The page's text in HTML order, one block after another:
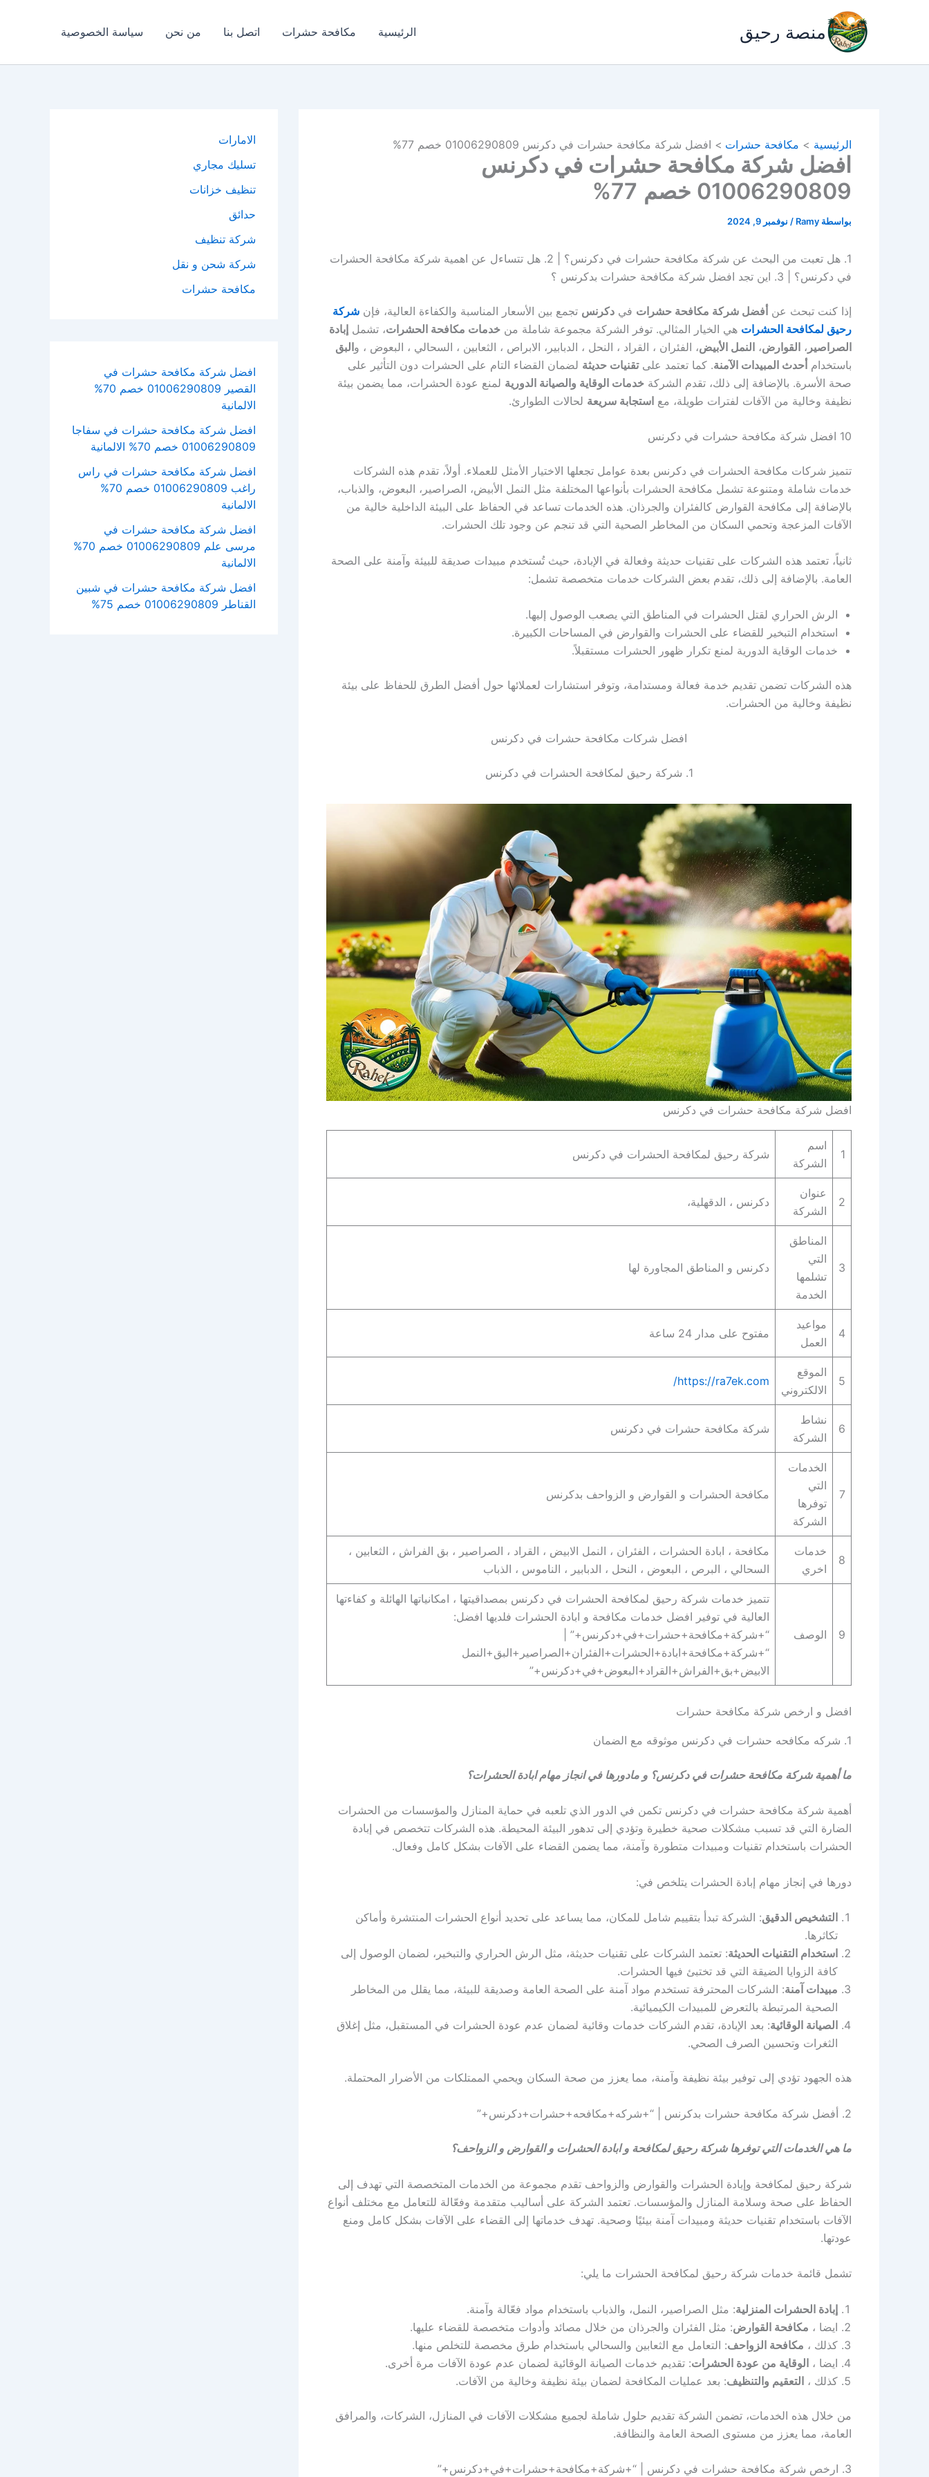
منصة رحيق الرئيسية مكافحة حشرات اتصل بنا من نحن سياسة الخصوصية
الرئيسية مكافحة حشرات افضل شركة مكافحة حشرات في دكرنس 01006290809 خصم 77%
افضل شركة مكافحة حشرات في دكرنس
01006290809 خصم 77%
بواسطة Ramy
/ نوفمبر 9, 2024
1. هل تعبت من البحث عن شركة مكافحة حشرات في دكرنس؟ | 2. هل تتساءل عن اهمية شركة مكافحة الحشرات
في دكرنس؟ | 3. اين تجد افضل شركة مكافحة حشرات بدكرنس ؟
إذا كنت تبحث عن أفضل شركة مكافحة حشرات في دكرنس تجمع بين الأسعار المناسبة والكفاءة العالية، فإن شركة
رحيق لمكافحة الحشرات هي الخيار المثالي. توفر الشركة مجموعة شاملة من خدمات مكافحة الحشرات، تشمل إبادة
الصراصير ، القوارض، النمل الأبيض، الفئران ، القراد ، النحل ، الدبابير، الابراص ، الثعابين ، السحالي ، البعوض ، والبق
باستخدام أحدث المبيدات الآمنة. كما تعتمد علىتقنيات حديثة لضمان القضاء التام على الحشرات دون التأثير على
صحة الأسرة. بالإضافة إلى ذلك، تقدم الشركة خدمات الوقاية والصيانة الدورية لمنع عودة الحشرات، مما يضمن بيئة
نظيفة وخالية من الآفات لفترات طويلة، مع استجابة سريعة لحالات الطوارئ.
10 افضل شركة مكافحة حشرات في دكرنس
تتميز شركات مكافحة الحشرات في دكرنس بعدة عوامل تجعلها الاختيار الأمثل للعملاء. أولاً، تقدم هذه الشركات
خدمات شاملة ومتنوعة تشمل مكافحة الحشرات بأنواعها المختلفة مثل النمل الأبيض، الصراصير، البعوض، والذباب،
بالإضافة إلى مكافحة القوارض كالفئران والجرذان. هذه الخدمات تساعد في الحفاظ على البيئة الداخلية خالية من
الآفات المزعجة وتحمي السكان من المخاطر الصحية التي قد تنجم عن وجود تلك الحشرات.
ثانياً، تعتمد هذه الشركات على تقنيات حديثة وفعالة في الإبادة، حيث تُستخدم مبيدات صديقة للبيئة وآمنة على الصحة
العامة. بالإضافة إلى ذلك، تقدم بعض الشركات خدمات متخصصة تشمل:
الرش الحراري لقتل الحشرات في المناطق التي يصعب الوصول إليها.
استخدام التبخير للقضاء على الحشرات والقوارض في المساحات الكبيرة.
خدمات الوقاية الدورية لمنع تكرار ظهور الحشرات مستقبلاً.
هذه الشركات تضمن تقديم خدمة فعالة ومستدامة، وتوفر استشارات لعملائها حول أفضل الطرق للحفاظ على بيئة
نظيفة وخالية من الحشرات.
افضل شركات مكافحة حشرات في دكرنس
1. شركة رحيق لمكافحة الحشرات في دكرنس
افضل شركة مكافحة حشرات في دكرنس
1
اسم
الشركة
شركة رحيق لمكافحة الحشرات في دكرنس
2
عنوان
الشركة
دكرنس ، الدقهلية،
3
المناطق
التي
تشلمها
الخدمة
دكرنس و المناطق المجاورة لها
4
مواعيد
العمل
مفتوح على مدار 24 ساعة
5
الموقع
الالكتروني
https://ra7ek.com/
6
نشاط
الشركة
شركة مكافحة حشرات في دكرنس
7
الخدمات
التي
توفرها
الشركة
مكافحة الحشرات و القوارض و الزواحف بدكرنس
8
خدمات
اخري
مكافحة ، ابادة الحشرات ، الفئران ، النمل الابيض ، القراد ، الصراصير ، بق الفراش ، الثعابين ،
السحالي ، البرص ، البعوض ، النحل ، الدبابير ، الناموس ، الذباب
9 الوصف
تتميز خدمات شركة رحيق لمكافحة الحشرات في دكرنس بمصداقيتها ، امكانياتها الهائلة و كفاءتها
العالية في توفير افضل خدمات مكافحة و ابادة الحشرات فلديها افضل:
“+شركة+مكافحة+حشرات+في+دكرنس+” |
“+شركة+مكافحة+ابادة+الحشرات+الفئران+الصراصير+البق+النمل
الابيض+بق+الفراش+القراد+البعوض+في+دكرنس+”
افضل و ارخص شركة مكافحة حشرات
1. شركه مكافحه حشرات في دكرنس موثوقه مع الضمان
ما أهمية شركة مكافحة حشرات في دكرنس؟ و مادورها في انجاز مهام ابادة الحشرات؟
أهمية شركة مكافحة حشرات في دكرنس تكمن في الدور الذي تلعبه في حماية المنازل والمؤسسات من الحشرات
الضارة التي قد تسبب مشكلات صحية خطيرة وتؤدي إلى تدهور البيئة المحيطة. هذه الشركات تتخصص في إبادة
الحشرات باستخدام تقنيات ومبيدات متطورة وآمنة، مما يضمن القضاء على الآفات بشكل كامل وفعال.
دورها في إنجاز مهام إبادة الحشرات يتلخص في:
التشخيص الدقيق: الشركة تبدأ بتقييم شامل للمكان، مما يساعد على تحديد أنواع الحشرات المنتشرة وأماكن
تكاثرها.
استخدام التقنيات الحديثة: تعتمد الشركات على تقنيات حديثة، مثل الرش الحراري والتبخير، لضمان الوصول إلى
كافة الزوايا الضيقة التي قد تختبئ فيها الحشرات.
مبيدات آمنة: الشركات المحترفة تستخدم مواد آمنة على الصحة العامة وصديقة للبيئة، مما يقلل من المخاطر
الصحية المرتبطة بالتعرض للمبيدات الكيميائية.
الصيانة الوقائية: بعد الإبادة، تقدم الشركات خدمات وقائية لضمان عدم عودة الحشرات في المستقبل، مثل إغلاق
الثغرات وتحسين الصرف الصحي.
هذه الجهود تؤدي إلى توفير بيئة نظيفة وآمنة، مما يعزز من صحة السكان ويحمي الممتلكات من الأضرار المحتملة.
2. أفضل شركة مكافحة حشرات بدكرنس | “+شركه+مكافحه+حشرات+دكرنس+”
ما هي الخدمات التي توفرها شركة رحيق لمكافحة و ابادة الحشرات و القوارض و الزواحف؟
شركة رحيق لمكافحة وإبادة الحشرات والقوارض والزواحف تقدم مجموعة من الخدمات المتخصصة التي تهدف إلى
الحفاظ على صحة وسلامة المنازل والمؤسسات. تعتمد الشركة على أساليب متقدمة وفعّالة للتعامل مع مختلف أنواع
الآفات باستخدام تقنيات حديثة ومبيدات آمنة بيئيًا وصحية. تهدف خدماتها إلى القضاء على الآفات بشكل كامل ومنع
عودتها.
تشمل قائمة خدمات شركة رحيق لمكافحة الحشرات ما يلي:
إبادة الحشرات المنزلية: مثل الصراصير، النمل، والذباب باستخدام مواد فعّالة وآمنة.
ايضا ، مكافحة القوارض: مثل الفئران والجرذان من خلال مصائد وأدوات متخصصة للقضاء عليها.
كذلك ، مكافحة الزواحف: التعامل مع الثعابين والسحالي باستخدام طرق مخصصة للتخلص منها.
ايضا ، الوقاية من عودة الحشرات: تقديم خدمات الصيانة الوقائية لضمان عدم عودة الآفات مرة أخرى.
كذلك ، التعقيم والتنظيف: بعد عمليات المكافحة لضمان بيئة نظيفة وخالية من الآفات.
من خلال هذه الخدمات، تضمن الشركة تقديم حلول شاملة لجميع مشكلات الآفات في المنازل، الشركات، والمرافق
العامة، مما يعزز من مستوى الصحة العامة والنظافة.
3. ارخص شركة مكافحة حشرات في دكرنس | “+شركة+مكافحة+حشرات+في+دكرنس+”
الامارات
تسليك مجاري
تنظيف خزانات
حدائق
شركة تنظيف
شركة شحن و نقل
مكافحة حشرات
افضل شركة مكافحة حشرات في
القصير 01006290809 خصم 70%
الالمانية
افضل شركة مكافحة حشرات في سفاجا
01006290809 خصم 70% الالمانية
افضل شركة مكافحة حشرات في راس
راغب 01006290809 خصم 70%
الالمانية
افضل شركة مكافحة حشرات في
مرسى علم 01006290809 خصم 70%
الالمانية
افضل شركة مكافحة حشرات في شبين
القناطر 01006290809 خصم 75%